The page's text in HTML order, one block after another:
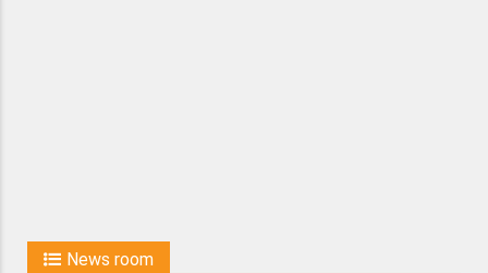
News room